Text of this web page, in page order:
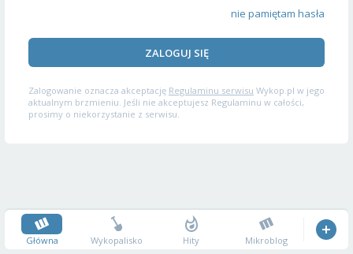
nie pamiętam hasła
ZALOGUJ SIĘ
Zalogowanie oznacza akceptację Regulaminu serwisu Wykop.pl w jego
aktualnym brzmieniu. Jeśli nie akceptujesz Regulaminu w całości,
prosimy o niekorzystanie z serwisu.
Główna Wykopalisko Hity Mikroblog